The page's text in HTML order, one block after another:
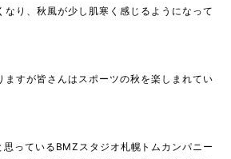
なり、秋風が少し肌寒く感じるようになって
ますが皆さんはスポーツの秋を楽しまれてい
っているBMZスタジオ札幌トムカンパニー